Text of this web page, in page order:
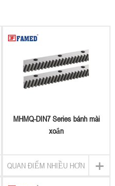
MHMQ-DIN7 Series bánh mài
xoắn
+
QUAN ĐIỂM NHIỀU HƠN